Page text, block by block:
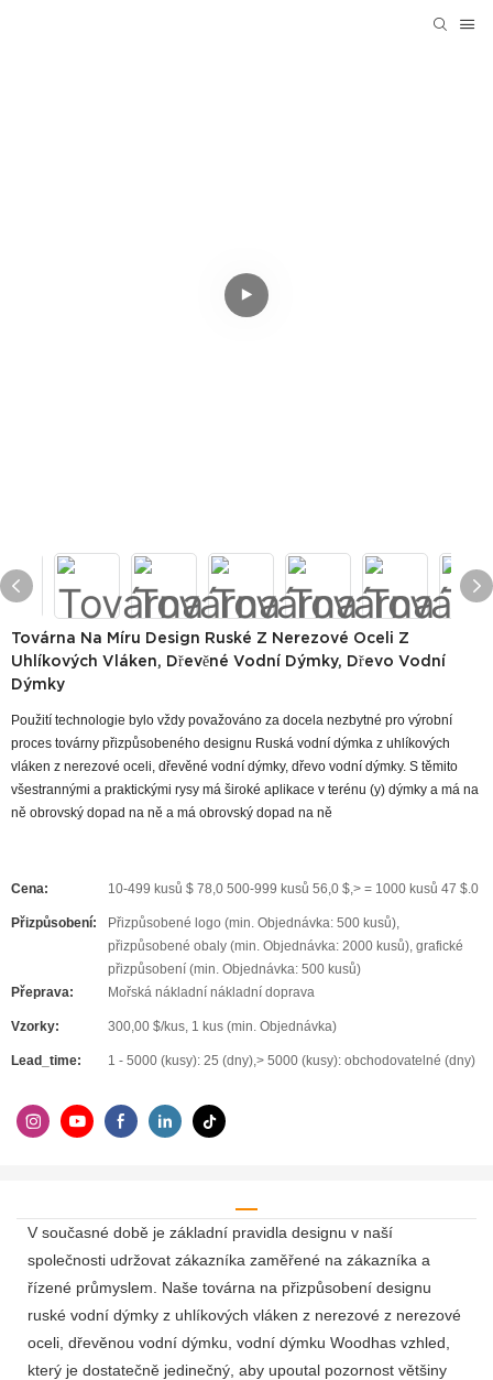
Továrna Na Míru Design Ruské Z Nerezové Oceli Z
Uhlíkových Vláken, Dřevěné Vodní Dýmky, Dřevo Vodní
Dýmky
Použití technologie bylo vždy považováno za docela nezbytné pro výrobní
proces továrny přizpůsobeného designu Ruská vodní dýmka z uhlíkových
vláken z nerezové oceli, dřevěné vodní dýmky, dřevo vodní dýmky. S těmito
všestrannými a praktickými rysy má široké aplikace v terénu (y) dýmky a má na
ně obrovský dopad na ně a má obrovský dopad na ně
Cena: 10-499 kusů $ 78,0 500-999 kusů 56,0 $,> = 1000 kusů 47 $.0
Přizpůsobení:
Přizpůsobené logo (min. Objednávka: 500 kusů),
přizpůsobené obaly (min. Objednávka: 2000 kusů), grafické
přizpůsobení (min. Objednávka: 500 kusů)
Přeprava:
Mořská nákladní nákladní doprava
Vzorky: 300,00 $/kus, 1 kus (min. Objednávka)
Lead_time: 1 - 5000 (kusy): 25 (dny),> 5000 (kusy): obchodovatelné (dny)
V současné době je základní pravidla designu v naší
společnosti udržovat zákazníka zaměřené na zákazníka a
řízené průmyslem. Naše továrna na přizpůsobení designu
ruské vodní dýmky z uhlíkových vláken z nerezové z nerezové
oceli, dřevěnou vodní dýmku, vodní dýmku Woodhas vzhled,
který je dostatečně jedinečný, aby upoutal pozornost většiny